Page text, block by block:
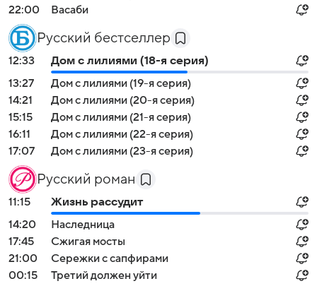
22:00
Васаби
Русский бестселлер
12:33
Дом с лилиями (18-я серия)
13:27
Дом с лилиями (19-я серия)
14:21
Дом с лилиями (20-я серия)
15:15
Дом с лилиями (21-я серия)
16:11
Дом с лилиями (22-я серия)
17:07
Дом с лилиями (23-я серия)
Русский роман
11:15
Жизнь рассудит
14:20
Наследница
17:45
Сжигая мосты
21:00
Сережки с сапфирами
00:15
Третий должен уйти